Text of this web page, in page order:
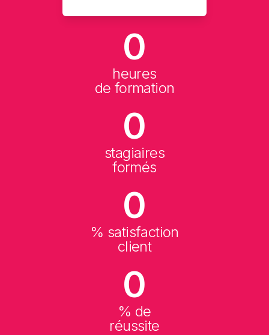
0
heures
de formation
0
stagiaires
formés
0
% satisfaction
client
0
% de
réussite